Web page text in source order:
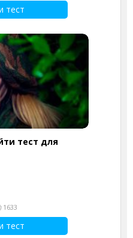
тест
тест для
1633
тест